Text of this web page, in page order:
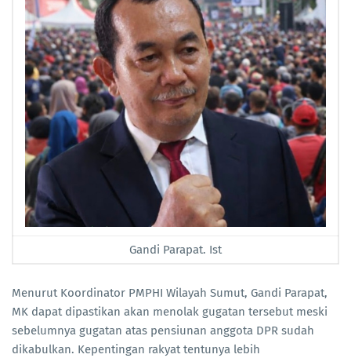
Gandi Parapat. Ist
Menurut Koordinator PMPHI Wilayah Sumut, Gandi Parapat,
MK dapat dipastikan akan menolak gugatan tersebut meski
sebelumnya gugatan atas pensiunan anggota DPR sudah
dikabulkan. Kepentingan rakyat tentunya lebih